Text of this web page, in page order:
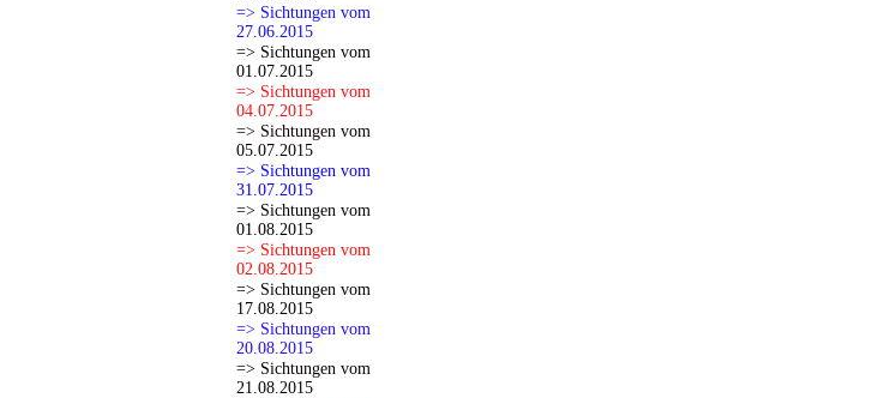
=> Sichtungen vom
27.06.2015
=> Sichtungen vom
01.07.2015
=> Sichtungen vom
04.07.2015
=> Sichtungen vom
05.07.2015
=> Sichtungen vom
31.07.2015
=> Sichtungen vom
01.08.2015
=> Sichtungen vom
02.08.2015
=> Sichtungen vom
17.08.2015
=> Sichtungen vom
20.08.2015
=> Sichtungen vom
21.08.2015